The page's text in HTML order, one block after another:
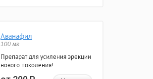
Аванафил
100 мг
Препарат для усиления эрекции
нового поколения!